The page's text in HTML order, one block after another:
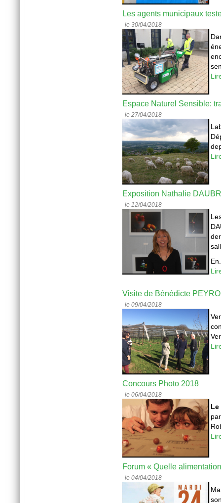
Les agents municipaux
le 30/04/2018
Espace Naturel Sensible:
le 27/04/2018
Exposition Nathalie
le 12/04/2018
Visite de Bénédicte
le 09/04/2018
Concours Photo 2018
le 06/04/2018
Forum « Quelle
le 04/04/2018